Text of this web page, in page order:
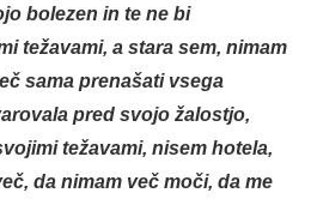
bolezen in te ne bi
težavami, a stara sem, nimam
sama prenašati vsega
pred svojo žalostjo,
težavami, nisem hotela,
da nimam več moči, da me